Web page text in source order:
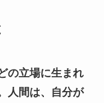
の立場に生まれ
人間は、自分が